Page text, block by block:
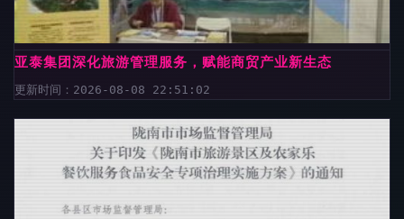
亚泰集团深化旅游管理服务，赋能商贸产业新生态
更新时间：2026-08-08 22:51:02